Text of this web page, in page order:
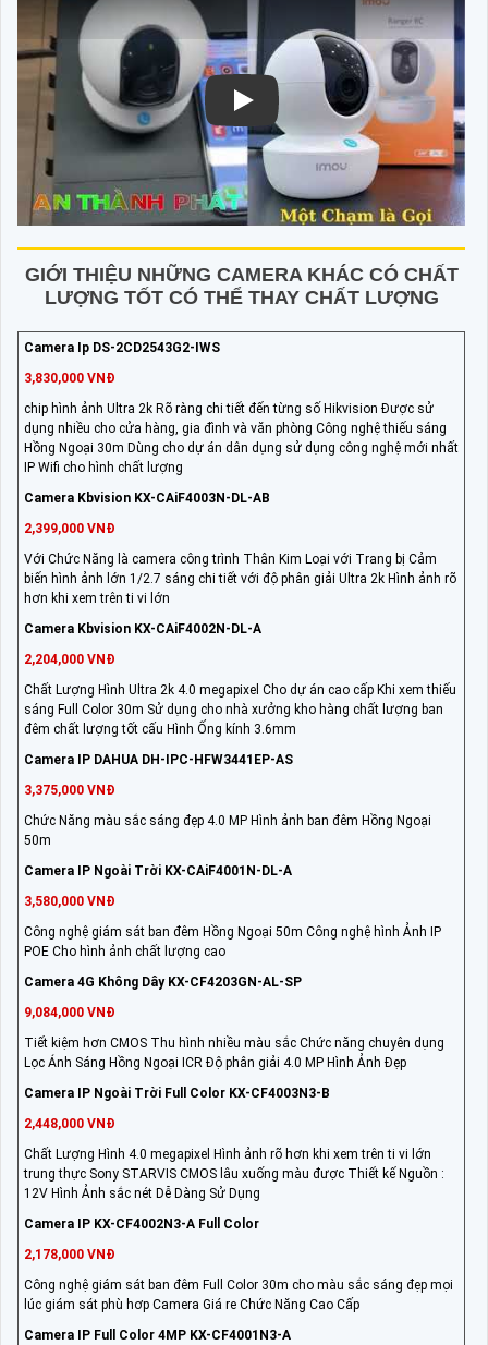
GIỚI THIỆU NHỮNG CAMERA KHÁC CÓ CHẤT
LƯỢNG TỐT CÓ THỂ THAY CHẤT LƯỢNG
Camera Ip DS-2CD2543G2-IWS
3,830,000 VNĐ
chip hình ảnh Ultra 2k Rõ ràng chi tiết đến từng số Hikvision Được sử
dụng nhiều cho cửa hàng, gia đình và văn phòng Công nghệ thiếu sáng
Hồng Ngoại 30m Dùng cho dự án dân dụng sử dụng công nghệ mới nhất
IP Wifi cho hình chất lượng
Camera Kbvision KX-CAiF4003N-DL-AB
2,399,000 VNĐ
Với Chức Năng là camera công trình Thân Kim Loại với Trang bị Cảm
biến hình ảnh lớn 1/2.7 sáng chi tiết với độ phân giải Ultra 2k Hình ảnh rõ
hơn khi xem trên ti vi lớn
Camera Kbvision KX-CAiF4002N-DL-A
2,204,000 VNĐ
Chất Lượng Hình Ultra 2k 4.0 megapixel Cho dự án cao cấp Khi xem thiếu
sáng Full Color 30m Sử dụng cho nhà xưởng kho hàng chất lượng ban
đêm chất lượng tốt cấu Hình Ống kính 3.6mm
Camera IP DAHUA DH-IPC-HFW3441EP-AS
3,375,000 VNĐ
Chức Năng màu sắc sáng đẹp 4.0 MP Hình ảnh ban đêm Hồng Ngoại
50m
Camera IP Ngoài Trời KX-CAiF4001N-DL-A
3,580,000 VNĐ
Công nghệ giám sát ban đêm Hồng Ngoại 50m Công nghệ hình Ảnh IP
POE Cho hình ảnh chất lượng cao
Camera 4G Không Dây KX-CF4203GN-AL-SP
9,084,000 VNĐ
Tiết kiệm hơn CMOS Thu hình nhiều màu sắc Chức năng chuyên dụng
Lọc Ánh Sáng Hồng Ngoại ICR Độ phân giải 4.0 MP Hình Ảnh Đẹp
Camera IP Ngoài Trời Full Color KX-CF4003N3-B
2,448,000 VNĐ
Chất Lượng Hình 4.0 megapixel Hình ảnh rõ hơn khi xem trên ti vi lớn
trung thực Sony STARVIS CMOS lâu xuống màu được Thiết kế Nguồn :
12V Hình Ảnh sắc nét Dễ Dàng Sử Dụng
Camera IP KX-CF4002N3-A Full Color
2,178,000 VNĐ
Công nghệ giám sát ban đêm Full Color 30m cho màu sắc sáng đẹp mọi
lúc giám sát phù hơp Camera Giá re Chức Năng Cao Cấp
Camera IP Full Color 4MP KX-CF4001N3-A